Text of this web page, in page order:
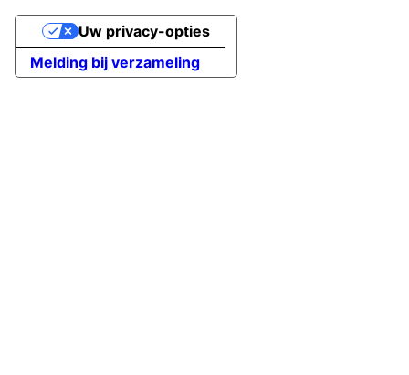
Melding bij verzameling
Uw privacy-opties